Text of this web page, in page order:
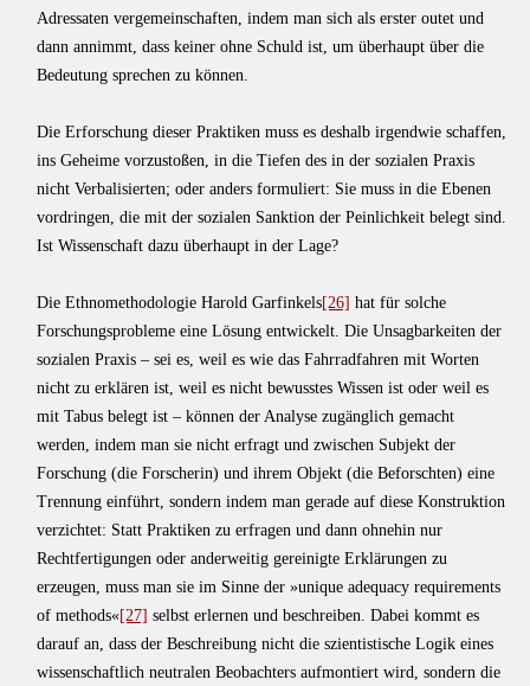
Adressaten vergemeinschaften, indem man sich als erster outet und
dann annimmt, dass keiner ohne Schuld ist, um überhaupt über die
Bedeutung sprechen zu können.
Die Erforschung dieser Praktiken muss es deshalb irgendwie schaffen,
ins Geheime vorzustoßen, in die Tiefen des in der sozialen Praxis
nicht Verbalisierten; oder anders formuliert: Sie muss in die Ebenen
vordringen, die mit der sozialen Sanktion der Peinlichkeit belegt sind.
Ist Wissenschaft dazu überhaupt in der Lage?
Die Ethnomethodologie Harold Garfinkels[26] hat für solche
Forschungsprobleme eine Lösung entwickelt. Die Unsagbarkeiten der
sozialen Praxis – sei es, weil es wie das Fahrradfahren mit Worten
nicht zu erklären ist, weil es nicht bewusstes Wissen ist oder weil es
mit Tabus belegt ist – können der Analyse zugänglich gemacht
werden, indem man sie nicht erfragt und zwischen Subjekt der
Forschung (die Forscherin) und ihrem Objekt (die Beforschten) eine
Trennung einführt, sondern indem man gerade auf diese Konstruktion
verzichtet: Statt Praktiken zu erfragen und dann ohnehin nur
Rechtfertigungen oder anderweitig gereinigte Erklärungen zu
erzeugen, muss man sie im Sinne der »unique adequacy requirements
of methods«[27] selbst erlernen und beschreiben. Dabei kommt es
darauf an, dass der Beschreibung nicht die szientistische Logik eines
wissenschaftlich neutralen Beobachters aufmontiert wird, sondern die